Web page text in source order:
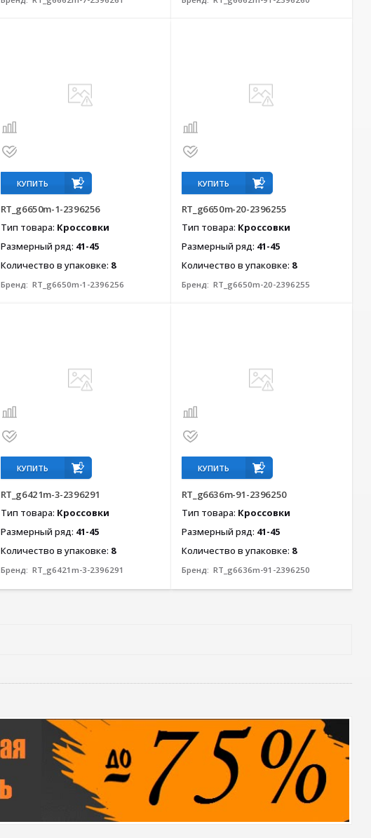
КУПИТЬ
RT_g6650m-1-2396256
Тип товара: Кроссовки
Размерный ряд: 41-45
Количество в упаковке: 8
Бренд: RT_g6650m-1-2396256
КУПИТЬ
RT_g6650m-20-2396255
Тип товара: Кроссовки
Размерный ряд: 41-45
Количество в упаковке: 8
Бренд: RT_g6650m-20-2396255
КУПИТЬ
RT_g6421m-3-2396291
Тип товара: Кроссовки
Размерный ряд: 41-45
Количество в упаковке: 8
Бренд: RT_g6421m-3-2396291
КУПИТЬ
RT_g6636m-91-2396250
Тип товара: Кроссовки
Размерный ряд: 41-45
Количество в упаковке: 8
Бренд: RT_g6636m-91-2396250